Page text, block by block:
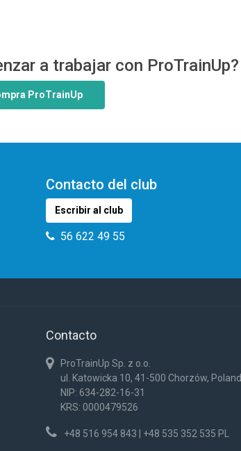
a trabajar con ProTrainUp?
ProTrainUp
Contacto del club
Escribir al club
56 622 49 55
Contacto
ProTrainUp Sp. z o.o.
ul. Katowicka 10, 41-500 Chorzów, Poland
NIP: 634-282-16-31
KRS: 0000479526
+48 516 954 843 | +48 535 352 535 PL